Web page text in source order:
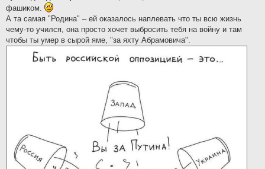
фашиком.
А та самая "Родина" – ей оказалось наплевать что ты всю жизнь
чему-то учился, она просто хочет выбросить тебя на войну и там
чтобы ты умер в сырой яме, "за яхту Абрамовича".